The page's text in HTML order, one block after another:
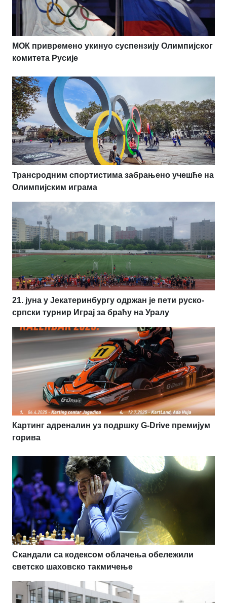
МОК привремено укинуо суспензију Олимпијског
комитета Русије
Трансродним спортистима забрањено учешће на
Олимпијским играма
21. јуна у Јекатеринбургу одржан је пети руско-
српски турнир Играј за браћу на Уралу
Картинг адреналин уз подршку G-Drive премијум
горива
Скандали са кодексом облачења обележили
светско шаховско такмичење